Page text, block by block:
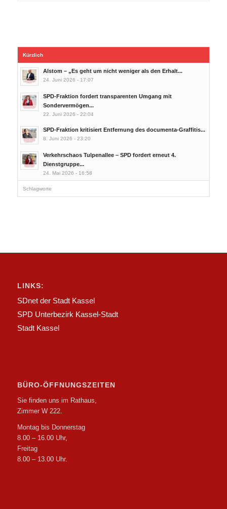
Kürzlich
Alstom – „Es geht um nicht weniger als den Erhalt...
24. Juni 2026 - 17:07
SPD-Fraktion fordert transparenten Umgang mit
Sondervermögen...
22. Juni 2026 - 22:04
SPD-Fraktion kritisiert Entfernung des documenta-Graffitis...
8. Juni 2026 - 23:20
Verkehrschaos Tulpenallee – SPD fordert erneut 4.
Dienstgruppe...
24. Mai 2026 - 16:58
Schlagworte
LINKS:
SDnet der Stadt Kassel
SPD Unterbezirk Kassel-Stadt
Stadt Kassel
BÜRO-ÖFFNUNGSZEITEN
Sie finden uns im Rathaus,
Zimmer W 222.
Montag bis Donnerstag
8.00 – 16.00 Uhr,
Freitag
8.00 – 13.00 Uhr.